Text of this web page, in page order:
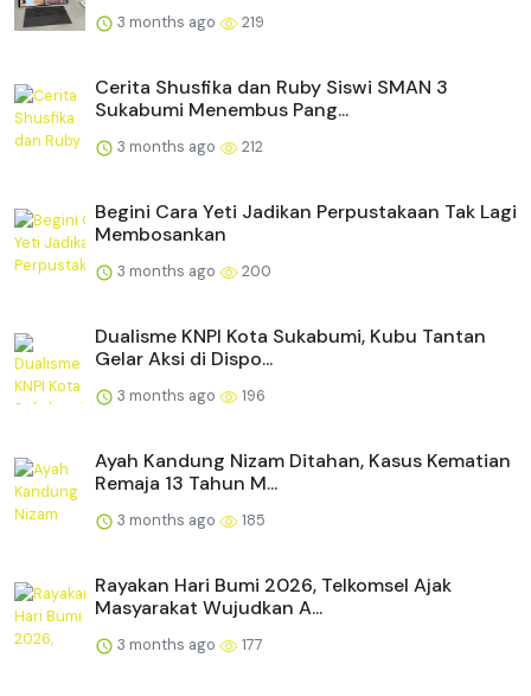
3 months ago 219
Cerita Shusfika dan Ruby Siswi SMAN 3
Sukabumi Menembus Pang...
3 months ago 212
Begini Cara Yeti Jadikan Perpustakaan Tak Lagi
Membosankan
3 months ago 200
Dualisme KNPI Kota Sukabumi, Kubu Tantan
Gelar Aksi di Dispo...
3 months ago 196
Ayah Kandung Nizam Ditahan, Kasus Kematian
Remaja 13 Tahun M...
3 months ago 185
Rayakan Hari Bumi 2026, Telkomsel Ajak
Masyarakat Wujudkan A...
3 months ago 177